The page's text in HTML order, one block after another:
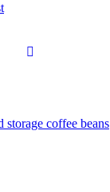
storage coffee beans